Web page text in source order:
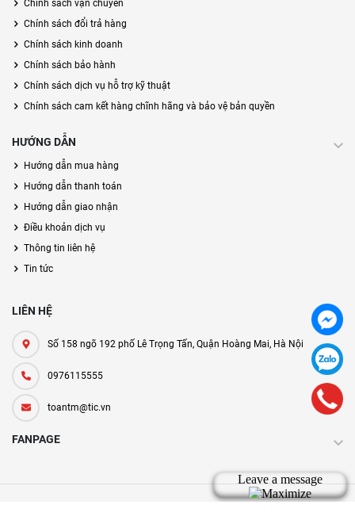
Chính sách vận chuyển
Chính sách đổi trả hàng
Chính sách kinh doanh
Chính sách bảo hành
Chính sách dịch vụ hỗ trợ kỹ thuật
Chính sách cam kết hàng chĩnh hãng và bảo vệ bản quyền
HƯỚNG DẪN
Hướng dẫn mua hàng
Hướng dẫn thanh toán
Hướng dẫn giao nhận
Điều khoản dịch vụ
Thông tin liên hệ
Tin tức
LIÊN HỆ
Số 158 ngõ 192 phố Lê Trọng Tấn, Quận Hoàng Mai, Hà Nội
0976115555
toantm@tic.vn
FANPAGE